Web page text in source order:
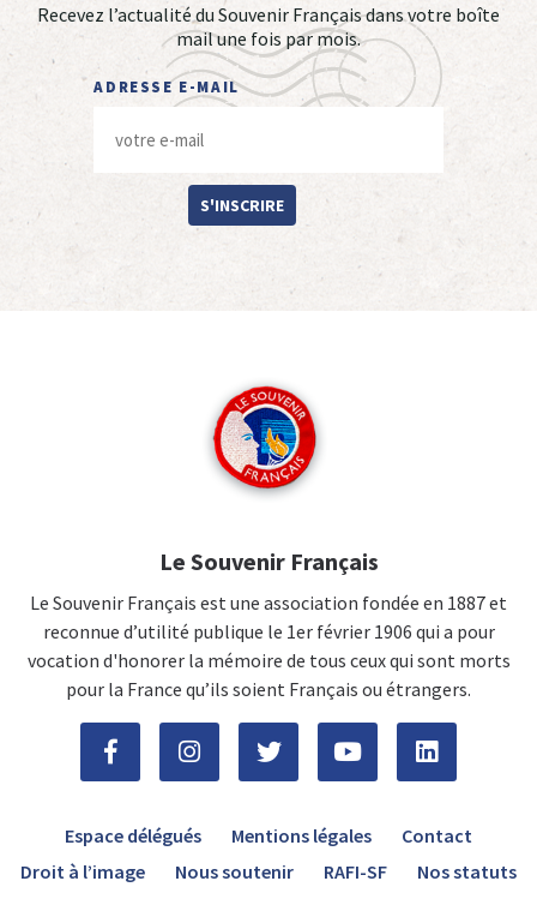
Recevez l’actualité du Souvenir Français dans votre boîte
mail une fois par mois.
ADRESSE E-MAIL
S'INSCRIRE
Le Souvenir Français
Le Souvenir Français est une association fondée en 1887 et
reconnue d’utilité publique le 1er février 1906 qui a pour
vocation d'honorer la mémoire de tous ceux qui sont morts
pour la France qu’ils soient Français ou étrangers.
Espace délégués Mentions légales
Contact
Droit à l’image
Nous soutenir RAFI-SF Nos statuts